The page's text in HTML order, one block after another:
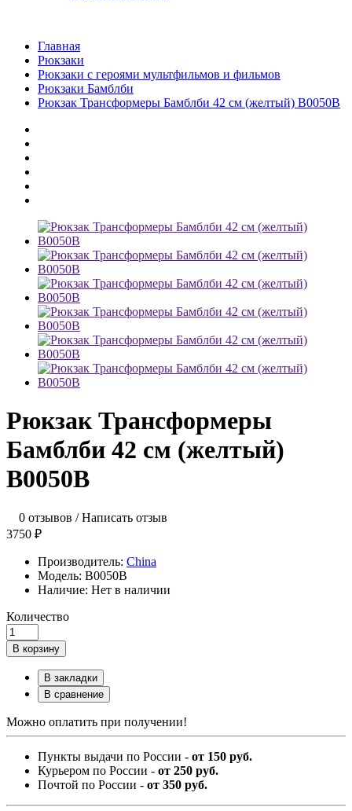
Главная
Рюкзаки
Рюкзаки с героями мультфильмов и фильмов
Рюкзаки Бамблби
Рюкзак Трансформеры Бамблби 42 см (желтый) B0050B
Рюкзак Трансформеры
Бамблби 42 см (желтый)
B0050B
0 отзывов /Написать отзыв
3750 ₽
Производитель: China
Модель: B0050B
Наличие: Нет в наличии
Количество
В корзину
В закладки
В сравнение
Можно оплатить при получении!
Пункты выдачи по России - от 150 руб.
Курьером по России - от 250 руб.
Почтой по России - от 350 руб.